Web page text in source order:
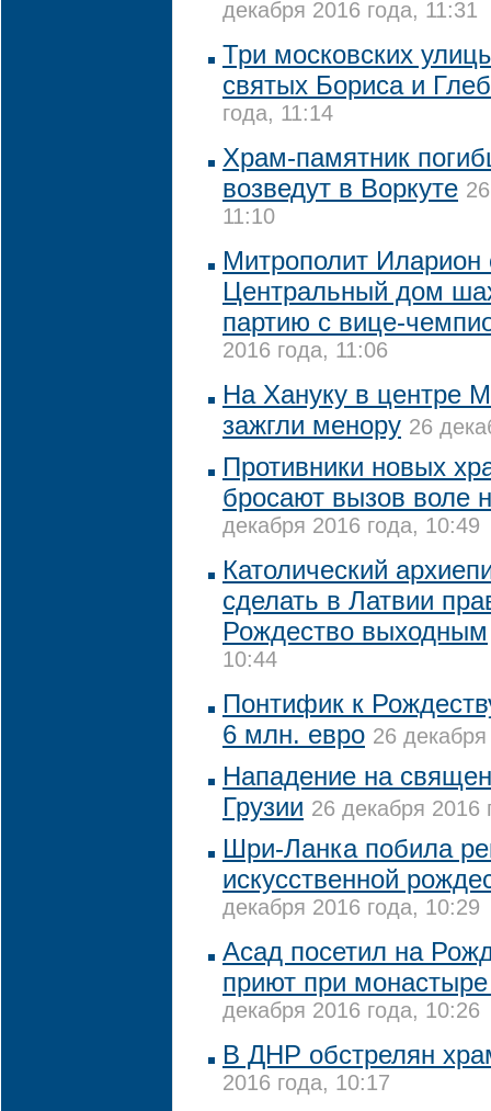
декабря 2016 года, 11:31
Три московских
святых Бориса и
года, 11:14
Храм-памятник
возведут в Воркуте
11:10
Митрополит Иларион
Центральный дом
партию с вице-
2016 года, 11:06
На Хануку в центре
зажгли менору 26
Противники новых
бросают вызов воле
декабря 2016 года, 10:49
Католический
сделать в Латвии
Рождество выходным
10:44
Понтифик к
6 млн. евро 26
Нападение на
Грузии 26 декабря 2016
Шри-Ланка побила
искусственной
декабря 2016 года, 10:29
Асад посетил на
приют при
декабря 2016 года, 10:26
В ДНР обстрелян
2016 года, 10:17